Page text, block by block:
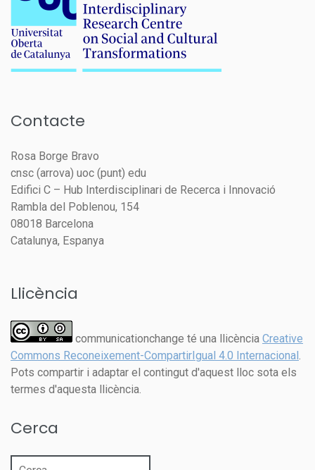
Contacte
Rosa Borge Bravo
cnsc (arrova) uoc (punt) edu
Edifici C – Hub Interdisciplinari de Recerca i Innovació
Rambla del Poblenou, 154
08018 Barcelona
Catalunya, Espanya
Llicència
communicationchange té una llicència Creative
Commons Reconeixement-CompartirIgual 4.0 Internacional.
Pots compartir i adaptar el contingut d'aquest lloc sota els
termes d'aquesta llicència.
Cerca
Cerca: